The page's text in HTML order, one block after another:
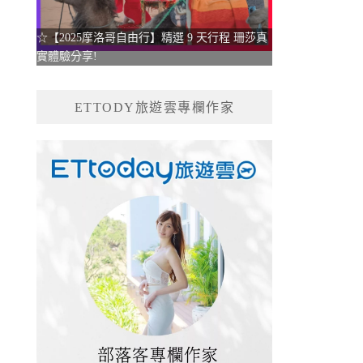
☆【2025摩洛哥自由行】精選 9 天行程 珊莎真
實體驗分享!
ETTODY旅遊雲專欄作家